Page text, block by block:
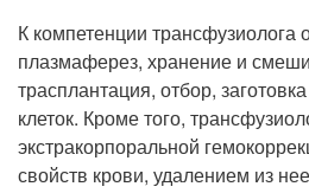
Прием хирурга
Прием кардиолога
К компетенции трансфузиолога
плазмаферез, хранение и
трасплантация, отбор,
клеток. Кроме того,
экстракорпоральной
свойств крови, удалением из